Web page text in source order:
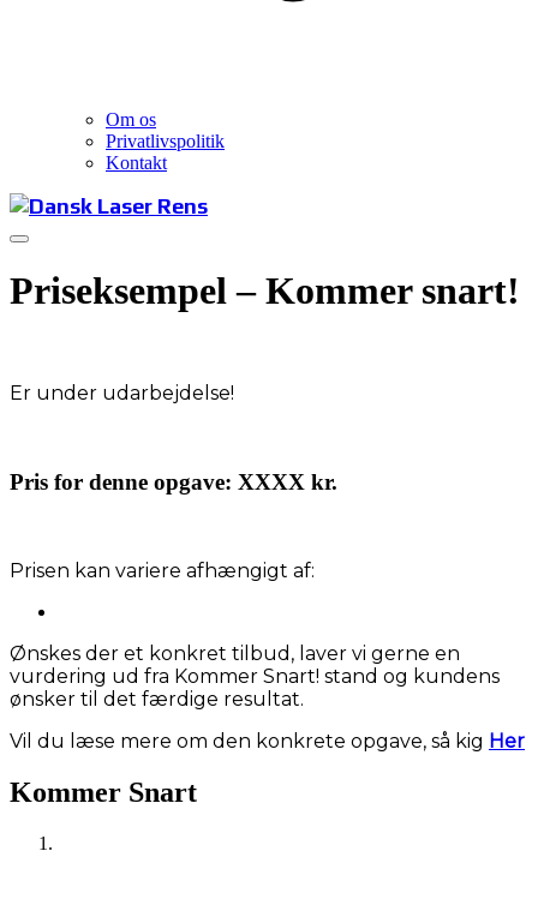
Om os
Privatlivspolitik
Kontakt
Priseksempel – Kommer snart!
Er under udarbejdelse!
Pris for denne opgave: XXXX kr.
Prisen kan variere afhængigt af:
Ønskes der et konkret tilbud, laver vi gerne en
vurdering ud fra Kommer Snart! stand og kundens
ønsker til det færdige resultat.
Vil du læse mere om den konkrete opgave, så kig Her
Kommer Snart